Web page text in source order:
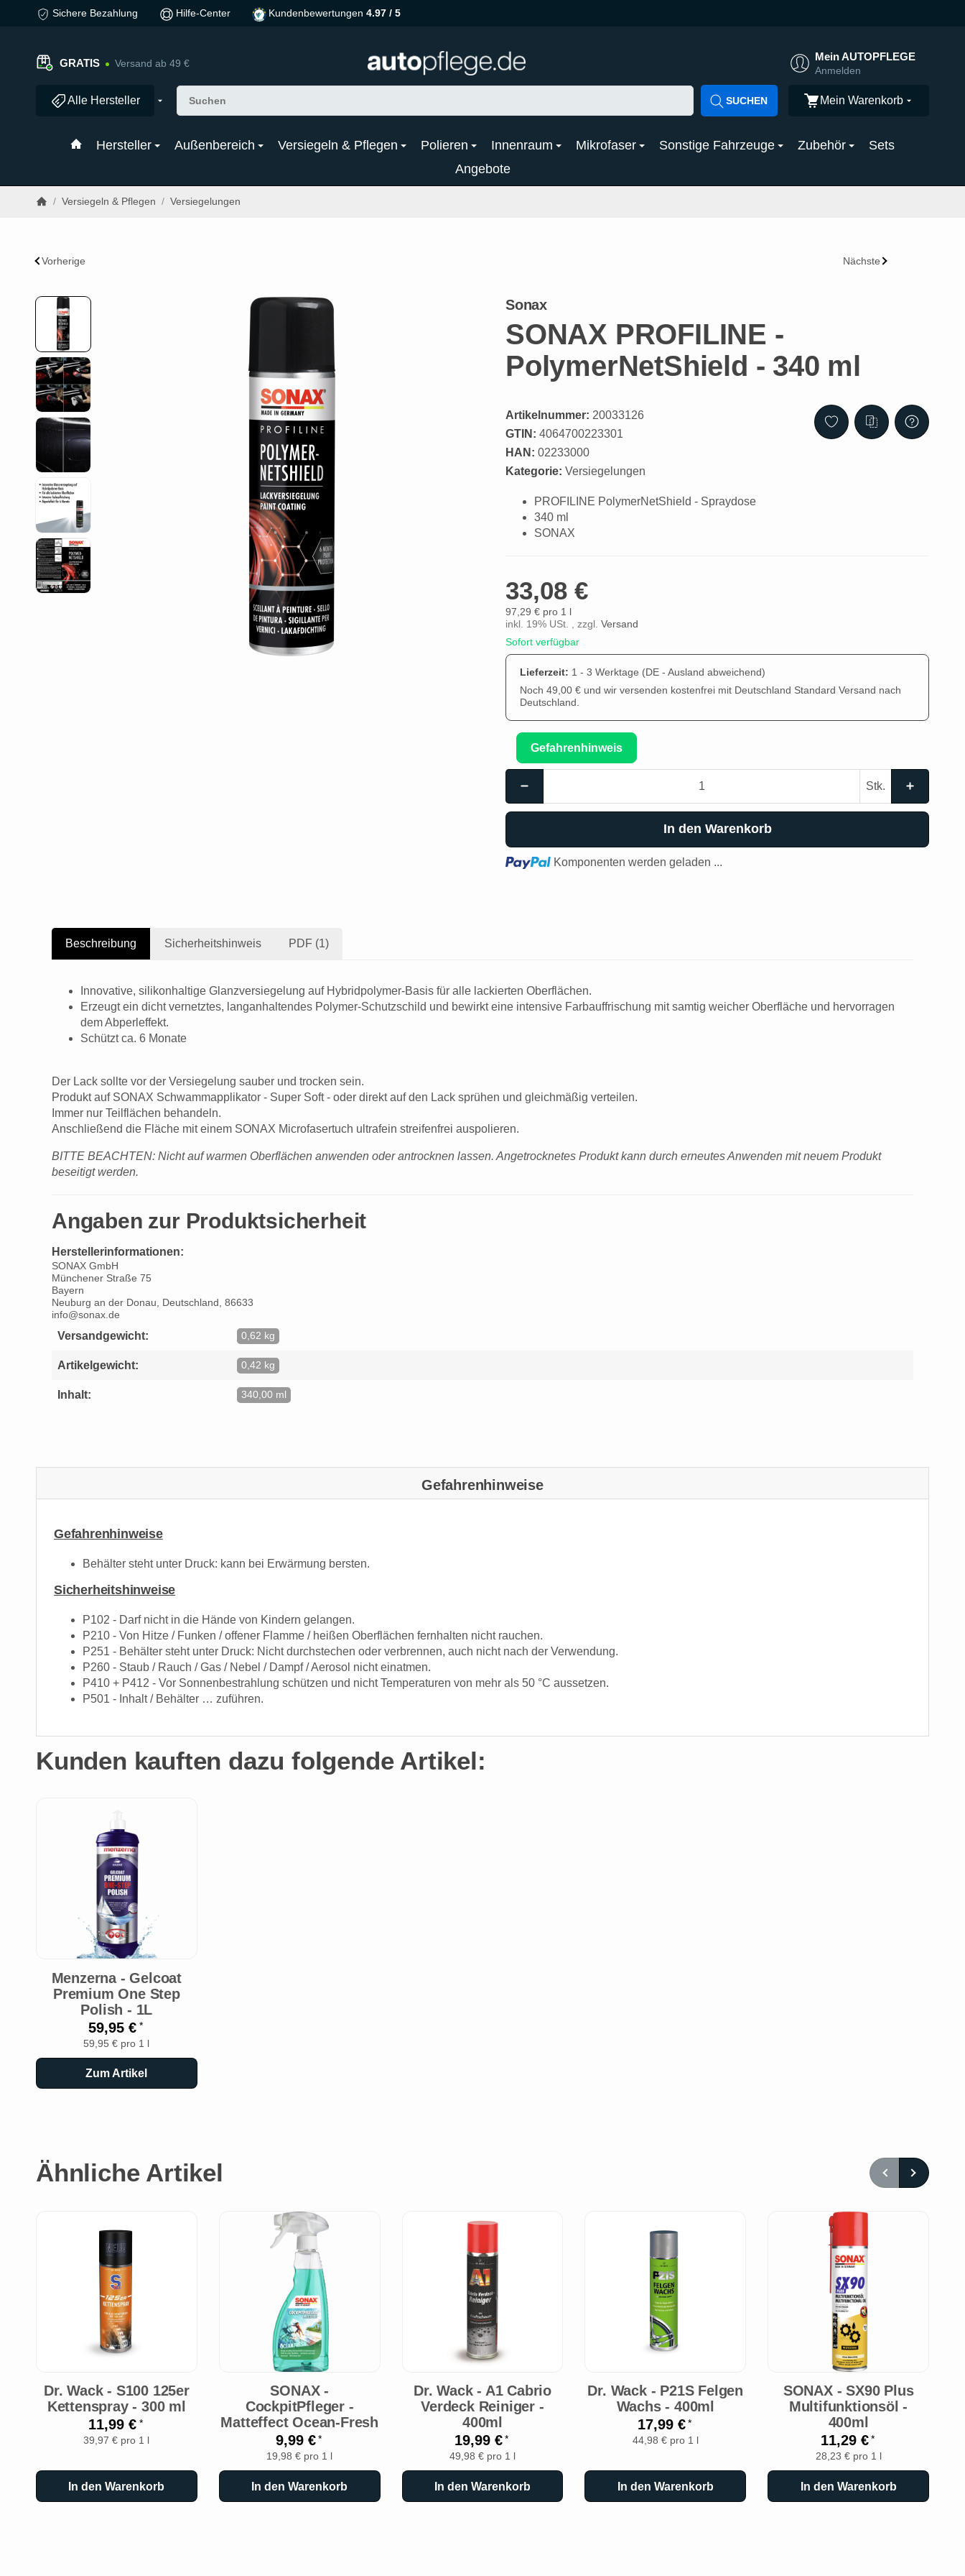
Sichere Bezahlung Hilfe-Center Kundenbewertungen 4.97 / 5
GRATIS Versand ab 49 €
Mein AUTOPFLEGE
Anmelden
Alle Hersteller SUCHEN Mein Warenkorb
Hersteller Außenbereich Versiegeln & Pflegen Polieren Innenraum Mikrofaser Sonstige Fahrzeuge Zubehör
Sets
Angebote
/ Versiegeln & Pflegen / Versiegelungen
Vorherige Nächste
Sonax
SONAX PROFILINE -
PolymerNetShield - 340 ml
Artikelnummer: 20033126
GTIN: 4064700223301
HAN: 02233000
Kategorie: Versiegelungen
PROFILINE PolymerNetShield - Spraydose
340 ml
SONAX
33,08 €
97,29 € pro 1 l
inkl. 19% USt. , zzgl. Versand
Sofort verfügbar
Lieferzeit: 1 - 3 Werktage (DE - Ausland abweichend)
Noch 49,00 € und wir versenden kostenfrei mit Deutschland Standard Versand nach
Deutschland.
Gefahrenhinweis
Stk.
In den Warenkorb
Loading...Komponenten werden geladen ...
Beschreibung Sicherheitshinweis PDF (1)
Innovative, silikonhaltige Glanzversiegelung auf Hybridpolymer-Basis für alle lackierten Oberflächen.
Erzeugt ein dicht vernetztes, langanhaltendes Polymer-Schutzschild und bewirkt eine intensive Farbauffrischung mit samtig weicher Oberfläche und hervorragen
dem Abperleffekt.
Schützt ca. 6 Monate
Der Lack sollte vor der Versiegelung sauber und trocken sein.
Produkt auf SONAX Schwammapplikator - Super Soft - oder direkt auf den Lack sprühen und gleichmäßig verteilen.
Immer nur Teilflächen behandeln.
Anschließend die Fläche mit einem SONAX Microfasertuch ultrafein streifenfrei auspolieren.
BITTE BEACHTEN: Nicht auf warmen Oberflächen anwenden oder antrocknen lassen. Angetrocknetes Produkt kann durch erneutes Anwenden mit neuem Produkt
beseitigt werden.
Angaben zur Produktsicherheit
Herstellerinformationen:
SONAX GmbH
Münchener Straße 75
Bayern
Neuburg an der Donau, Deutschland, 86633
info@sonax.de
Versandgewicht: 0,62 kg
Artikelgewicht: 0,42 kg
Inhalt: 340,00 ml
Gefahrenhinweise
Gefahrenhinweise
Behälter steht unter Druck: kann bei Erwärmung bersten.
Sicherheitshinweise
P102 - Darf nicht in die Hände von Kindern gelangen.
P210 - Von Hitze / Funken / offener Flamme / heißen Oberflächen fernhalten nicht rauchen.
P251 - Behälter steht unter Druck: Nicht durchstechen oder verbrennen, auch nicht nach der Verwendung.
P260 - Staub / Rauch / Gas / Nebel / Dampf / Aerosol nicht einatmen.
P410 + P412 - Vor Sonnenbestrahlung schützen und nicht Temperaturen von mehr als 50 °C aussetzen.
P501 - Inhalt / Behälter … zuführen.
Kunden kauften dazu folgende Artikel:
Menzerna - Gelcoat
Premium One Step
Polish - 1L
59,95 €*
59,95 € pro 1 l
Zum Artikel
Ähnliche Artikel
Dr. Wack - S100 125er
Kettenspray - 300 ml
11,99 €*
39,97 € pro 1 l
In den Warenkorb
SONAX -
CockpitPfleger -
Matteffect Ocean-Fresh
9,99 €*
19,98 € pro 1 l
In den Warenkorb
Dr. Wack - A1 Cabrio
Verdeck Reiniger -
400ml
19,99 €*
49,98 € pro 1 l
In den Warenkorb
Dr. Wack - P21S Felgen
Wachs - 400ml
17,99 €*
44,98 € pro 1 l
In den Warenkorb
SONAX - SX90 Plus
Multifunktionsöl -
400ml
11,29 €*
28,23 € pro 1 l
In den Warenkorb